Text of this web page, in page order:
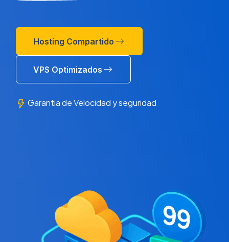
Hosting Compartido
VPS Optimizados
Garantia de Velocidad y seguridad